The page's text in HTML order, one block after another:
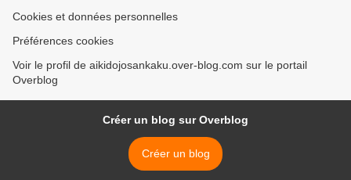
Cookies et données personnelles
Préférences cookies
Voir le profil de aikidojosankaku.over-blog.com sur le portail
Overblog
Créer un blog sur Overblog
Créer un blog